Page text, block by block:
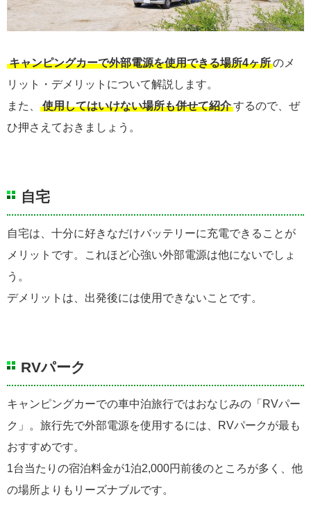
キャンピングカーで外部電源を使用できる場所4ヶ所のメ
リット・デメリットについて解説します。
また、
使用してはいけない場所も併せて紹介するので、ぜ
ひ押さえておきましょう。
自宅
自宅は、十分に好きなだけバッテリーに充電できることが
メリットです。これほど心強い外部電源は他にないでしょ
う。
デメリットは、出発後には使用できないことです。
RVパーク
キャンピングカーでの車中泊旅行ではおなじみの「RVパー
ク」。旅行先で外部電源を使用するには、RVパークが最も
おすすめです。
1台当たりの宿泊料金が1泊2,000円前後のところが多く、他
の場所よりもリーズナブルです。